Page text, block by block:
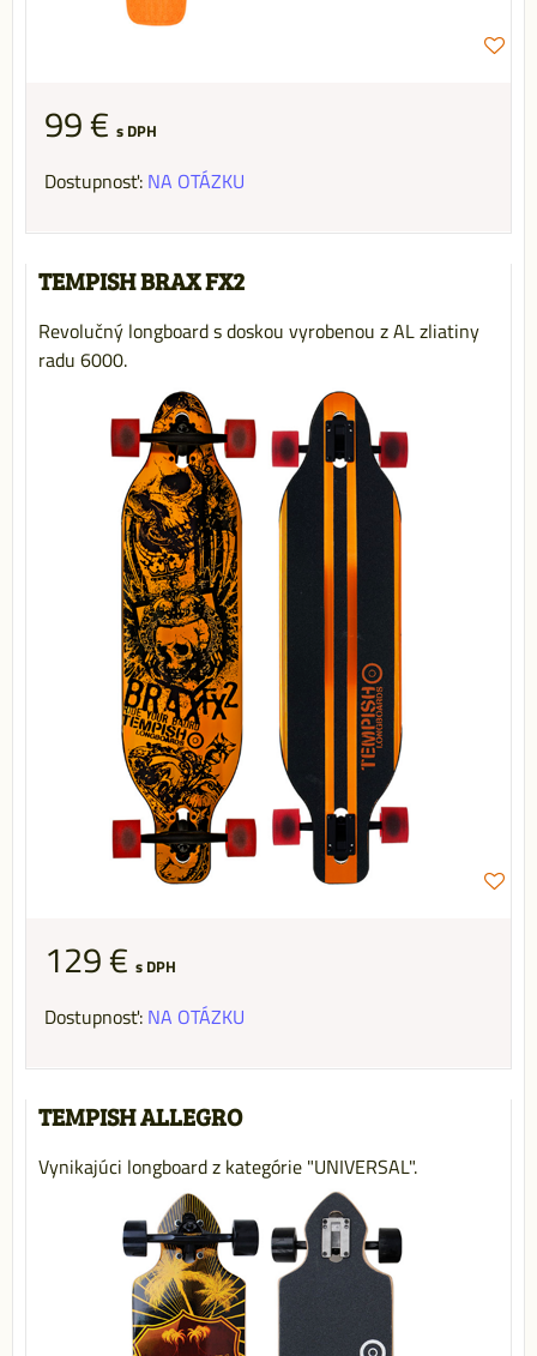
99 € s DPH
Dostupnosť: NA OTÁZKU
TEMPISH BRAX FX2
Revolučný longboard s doskou vyrobenou z AL zliatiny
radu 6000.
129 € s DPH
Dostupnosť: NA OTÁZKU
TEMPISH ALLEGRO
Vynikajúci longboard z kategórie "UNIVERSAL".